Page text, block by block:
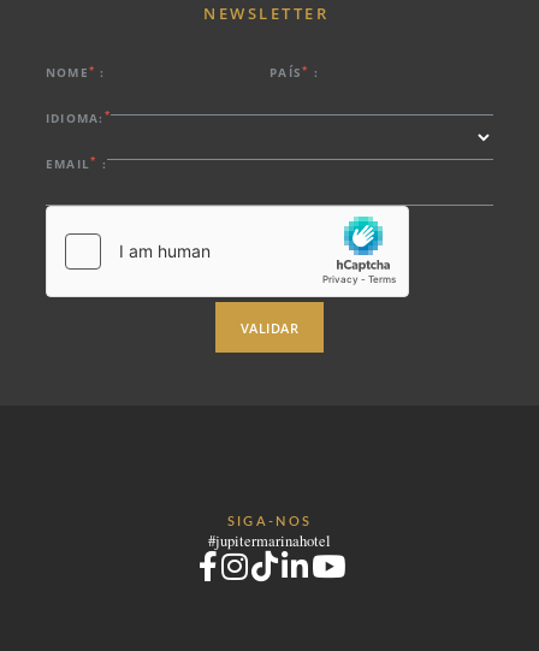
NOME * : PAÍS* :
IDIOMA: *
EMAIL* :
VALIDAR
NEWSLETTER
SIGA-NOS
#jupitermarinahotel